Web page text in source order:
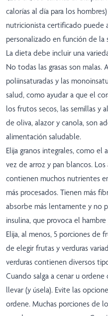
calorías al día para los
nutricionista certificado puede
personalizado en función de la
La dieta debe incluir una
No todas las grasas son malas.
poliinsaturadas y las
salud, como ayudar a que el
los frutos secos, las semillas y
de oliva, alazor y canola, son
alimentación saludable.
Elija granos integrales, como el
vez de arroz y pan blancos.
contienen muchos nutrientes
más procesados. Tienen más
absorbe más lentamente y no
insulina, que provoca el
Elija, al menos, 5 porciones de
de elegir frutas y verduras
verduras contienen diversos
Cuando salga a cenar u ordene
llevar (y úsela). Evite las
ordene. Muchas porciones de